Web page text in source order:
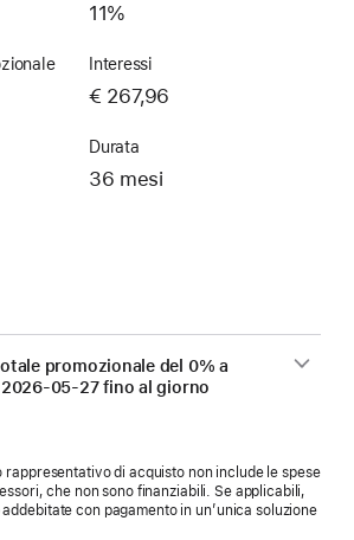
11%
Interessi
€ 267,96
Durata
36 mesi
promozionale del 0% a
2026-05-27fino al giorno
rappresentativo di acquisto non include le spese
che non sono finanziabili. Se applicabili,
con pagamento in un’unica soluzione